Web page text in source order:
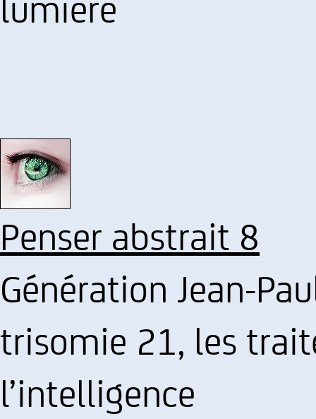
Penser abstrait 8
Génération Jean-
trisomie 21, les
l’intelligence